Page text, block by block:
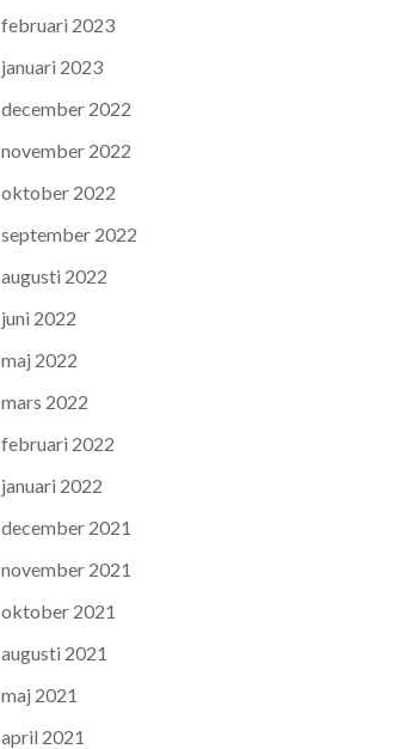
februari 2023
januari 2023
december 2022
november 2022
oktober 2022
september 2022
augusti 2022
juni 2022
maj 2022
mars 2022
februari 2022
januari 2022
december 2021
november 2021
oktober 2021
augusti 2021
maj 2021
april 2021